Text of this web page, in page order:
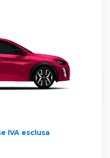
IVA esclusa